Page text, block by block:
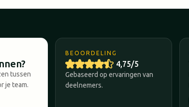
tussen
je team.
BEOORDELING
4,75/5
Gebaseerd op ervaringen van
deelnemers.